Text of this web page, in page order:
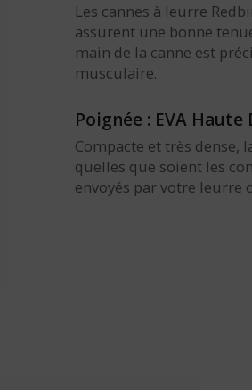
Les cannes à leurre
assurent une bonne
main de la canne est
musculaire.
Poignée : EVA Haute
Compacte et très dense,
quelles que soient les
envoyés par votre leurre